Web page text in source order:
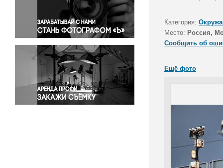
Правосудие
Происшествия и конфликты
Религия
Светская жизнь
Спорт
Экология
Экономика и бизнес
Категория:
Место: Россия,
Сообщить об
Ещё фото